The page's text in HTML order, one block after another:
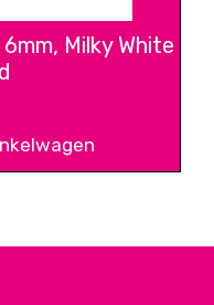
Milky White